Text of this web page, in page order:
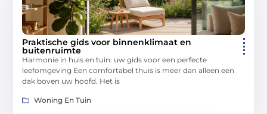
Praktische gids voor binnenklimaat en
buitenruimte
Harmonie in huis en tuin: uw gids voor een perfecte
leefomgeving Een comfortabel thuis is meer dan alleen een
dak boven uw hoofd. Het is
Woning En Tuin